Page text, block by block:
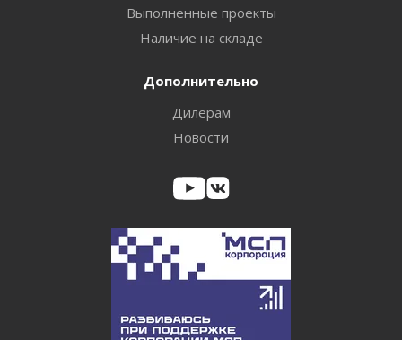
Выполненные проекты
Наличие на складе
Дополнительно
Дилерам
Новости